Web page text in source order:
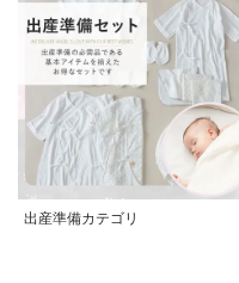
出産準備カテゴリ